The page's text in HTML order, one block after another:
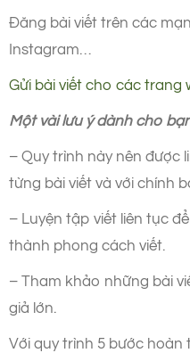
Đăng bài viết trên các
Instagram…
Gửi bài viết cho các
Một vài lưu ý dành cho
– Quy trình này nên được
từng bài viết và với chính
– Luyện tập viết liên tục
thành phong cách viết.
– Tham khảo những bài
giả lớn.
Với quy trình 5 bước hoàn